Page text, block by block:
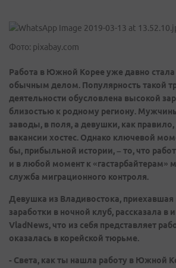
Фото: pixabay.com
Работа в Южной Корее уже давно
обычным делом. Популярность такой
деятельности обусловлена высокой
близостью к родному региону.
заводы, в поля, а девушки, как
вакансии хостес. Однако ключевой
бы, прибыльной истории, – то, что
и в любой момент к «гастарбайтерам»
служба миграционного контроля.
Девушка из Владивостока,
заработки в ночной клуб, рассказала в
VladNews, что из себя представляет
оказалась в корейской тюрьме.
- Света, как ты нашла работу в Южной